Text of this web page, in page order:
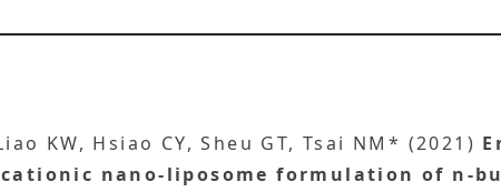
KW, Hsiao CY, Sheu GT, Tsai NM* (2021)
nano-liposome formulation of n-